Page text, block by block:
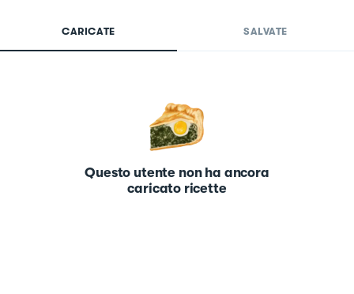
CARICATE SALVATE
Questo utente non ha ancora
caricato ricette